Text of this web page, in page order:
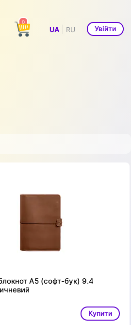
0
UA RU Увійти
А5 (софт-бук) 9.4
Купити